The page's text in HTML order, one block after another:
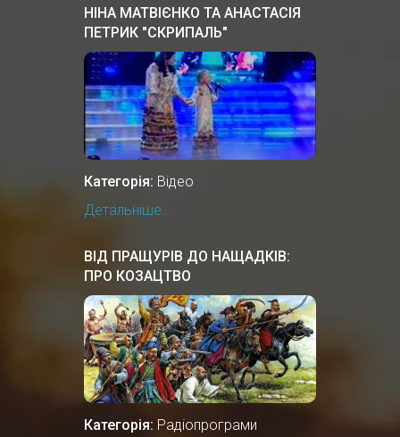
НІНА МАТВІЄНКО ТА АНАСТАСІЯ
ПЕТРИК "СКРИПАЛЬ"
Категорія: Відео
Детальніше...
ВІД ПРАЩУРІВ ДО НАЩАДКІВ:
ПРО КОЗАЦТВО
Категорія: Радіопрограми